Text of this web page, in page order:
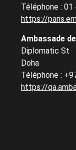
Téléphone : 01
https://
Ambassade
Diplomatic St
Doha
Téléphone :
https://